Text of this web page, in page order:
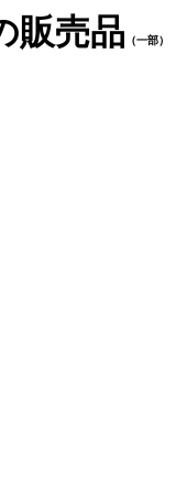
販売品 （一部）